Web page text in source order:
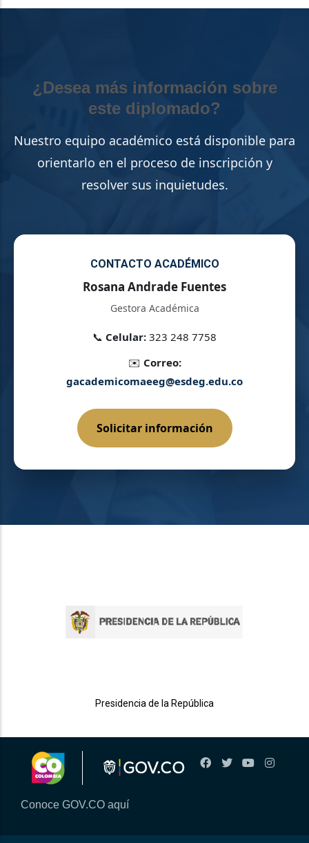
¿Desea más información sobre
este diplomado?
Nuestro equipo académico está disponible para
orientarlo en el proceso de inscripción y
resolver sus inquietudes.
CONTACTO ACADÉMICO
Rosana Andrade Fuentes
Gestora Académica
📞 Celular: 323 248 7758
✉️ Correo:
gacademicomaeeg@esdeg.edu.co
Solicitar información
Presidencia de la República
Conoce GOV.CO aquí